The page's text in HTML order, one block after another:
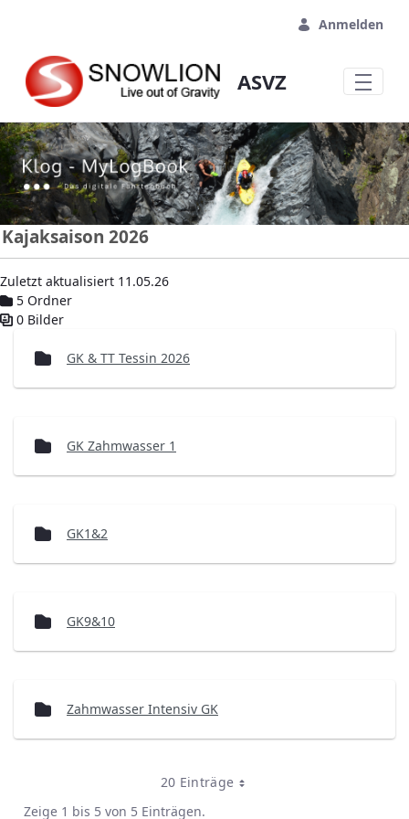
Anmelden
ASVZ
Kajaksaison 2026
Zuletzt aktualisiert 11.05.26
5 Ordner
0 Bilder
GK & TT Tessin 2026
GK Zahmwasser 1
GK1&2
GK9&10
Zahmwasser Intensiv GK
20 Einträge
Zeige 1 bis 5 von 5 Einträgen.